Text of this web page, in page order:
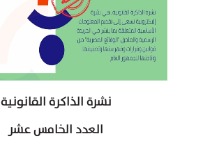
نشرة الذاكرة القانونية
العدد الخامس عشر